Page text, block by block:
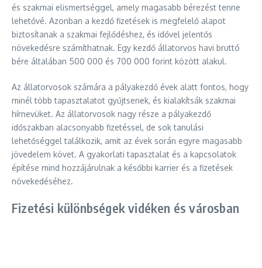
és szakmai elismertséggel, amely magasabb bérezést tenne
lehetővé. Azonban a kezdő fizetések is megfelelő alapot
biztosítanak a szakmai fejlődéshez, és idővel jelentős
növekedésre számíthatnak. Egy kezdő állatorvos havi bruttó
bére általában 500 000 és 700 000 forint között alakul.
Az állatorvosok számára a pályakezdő évek alatt fontos, hogy
minél több tapasztalatot gyűjtsenek, és kialakítsák szakmai
hírnevüket. Az állatorvosok nagy része a pályakezdő
időszakban alacsonyabb fizetéssel, de sok tanulási
lehetőséggel találkozik, amit az évek során egyre magasabb
jövedelem követ. A gyakorlati tapasztalat és a kapcsolatok
építése mind hozzájárulnak a későbbi karrier és a fizetések
növekedéséhez.
Fizetési különbségek vidéken és városban